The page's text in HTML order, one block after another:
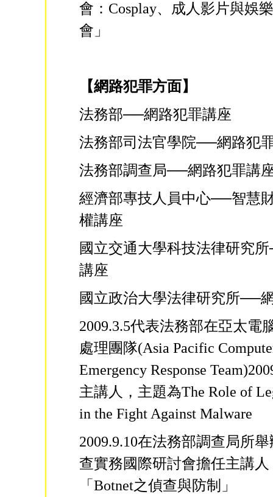
會：Cosplay、成人影片與娛
會」
【網路犯罪方面】
法務部──網路犯罪講座
法務部司法官學院──網路犯
法務部調查局──網路犯罪講
經濟部專技人員中心──智慧
權講座
國立交通大學科技法律研究
講座
國立政治大學法律研究所──
2009.3.5代表法務部在亞太電
處理團隊(Asia Pacific
Emergency Response
主講人，主題為The Role of
in the Fight Against Malware
2009.9.10在法務部調查局所
查實務國際研討會擔任主講
「Botnet之偵查與防制」